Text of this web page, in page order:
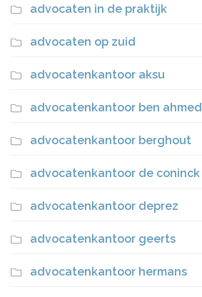
advocaten in de praktijk
advocaten op zuid
advocatenkantoor aksu
advocatenkantoor ben ahmed
advocatenkantoor berghout
advocatenkantoor de coninck
advocatenkantoor deprez
advocatenkantoor geerts
advocatenkantoor hermans